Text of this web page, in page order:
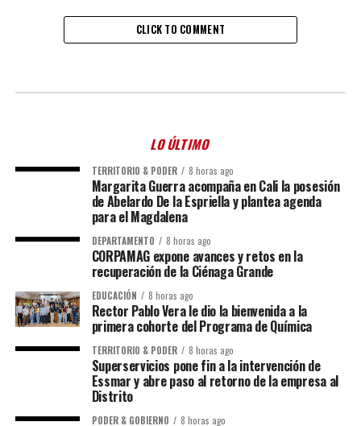
CLICK TO COMMENT
LO ÚLTIMO
TERRITORIO & PODER 8 horas ago
Margarita Guerra acompaña en Cali la posesión
de Abelardo De la Espriella y plantea agenda
para el Magdalena
DEPARTAMENTO 8 horas ago
CORPAMAG expone avances y retos en la
recuperación de la Ciénaga Grande
EDUCACIÓN 8 horas ago
Rector Pablo Vera le dio la bienvenida a la
primera cohorte del Programa de Química
TERRITORIO & PODER 8 horas ago
Superservicios pone fin a la intervención de
Essmar y abre paso al retorno de la empresa al
Distrito
PODER & GOBIERNO 8 horas ago